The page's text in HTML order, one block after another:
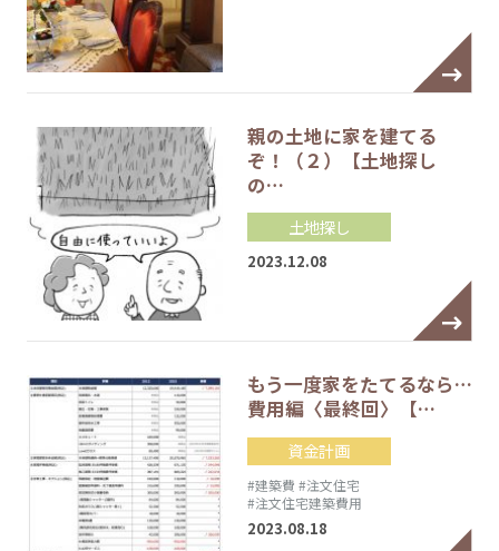
親の土地に家を建てる
ぞ！（２）【土地探し
の…
土地探し
2023.12.08
もう一度家をたてるなら…
費用編〈最終回〉【…
資金計画
#建築費 #注文住宅
#注文住宅建築費用
2023.08.18